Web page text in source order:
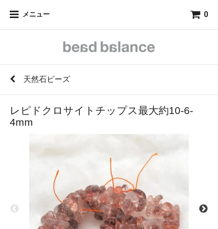
メニュー 0
天然石ビーズ
レピドクロサイトチップス最大約10-6-
4mm